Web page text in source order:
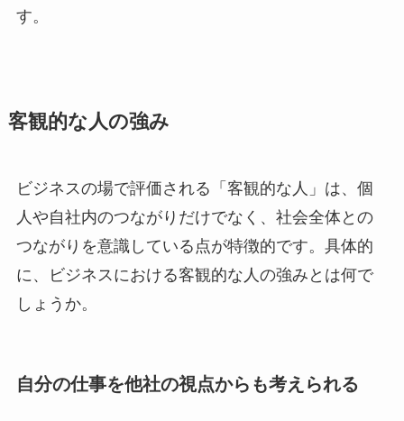
す。
客観的な人の強み
ビジネスの場で評価される「客観的な人」は、個
人や自社内のつながりだけでなく、社会全体との
つながりを意識している点が特徴的です。具体的
に、ビジネスにおける客観的な人の強みとは何で
しょうか。
自分の仕事を他社の視点からも考えられる